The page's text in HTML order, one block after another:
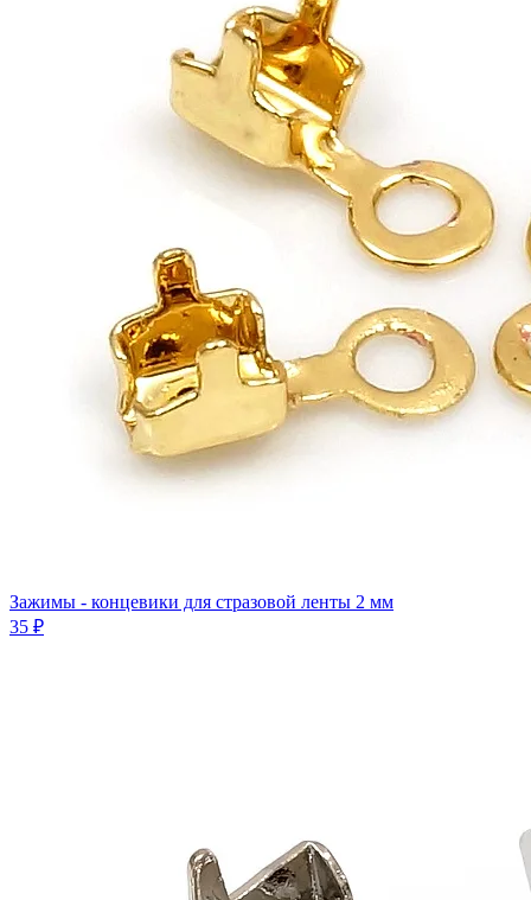
Зажимы - концевики для стразовой ленты 2 мм
35 ₽